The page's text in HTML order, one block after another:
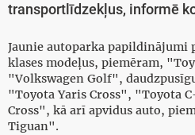
transportlīdzekļus, informē
Jaunie autoparka papildinājumi
klases modeļus, piemēram,
"Volkswagen Golf",
"Toyota Yaris Cross", "Toyota
Cross", kā arī apvidus auto,
Tiguan".